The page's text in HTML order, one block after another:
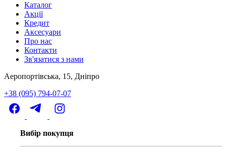
Каталог
Акції
Кредит
Аксесуари
Про нас
Контакти
Зв'язатися з нами
Аеропортівська, 15, Дніпро
+38 (095) 794-07-07
Вибір покупця